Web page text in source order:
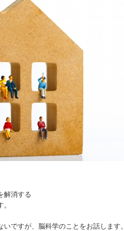
解消する
ですが、脳科学のことをお話します。